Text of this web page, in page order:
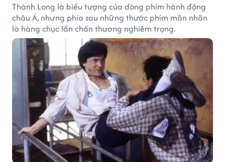
Thành Long là biểu tượng của dòng phim hành động
châu Á, nhưng phía sau những thước phim mãn nhãn
là hàng chục lần chấn thương nghiêm trọng.